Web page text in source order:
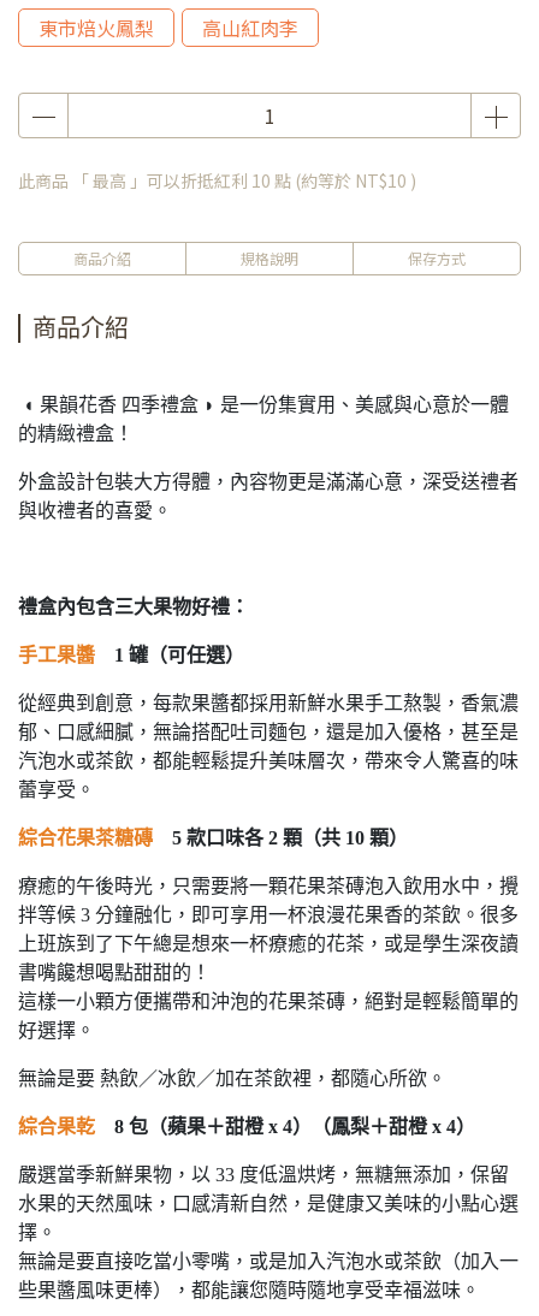
東市焙火鳳梨
高山紅肉李
此商品 「 最高 」可以折抵紅利 10 點 (約等於 NT$10 )
商品介紹 規格說明 保存方式
商品介紹
◖ 果韻花香 四季禮盒 ◗ 是一份集實用、美感與心意於一體
的精緻禮盒！
外盒設計包裝大方得體，內容物更是滿滿心意，深受送禮者
與收禮者的喜愛。
禮盒內包含三大果物好禮：
手工果醬 1 罐（可任選）
從經典到創意，每款果醬都採用新鮮水果手工熬製，香氣濃
郁、口感細膩，無論搭配吐司麵包，還是加入優格，甚至是
汽泡水或茶飲，都能輕鬆提升美味層次，帶來令人驚喜的味
蕾享受。
綜合花果茶糖磚 5 款口味各 2 顆（共 10 顆）
療癒的午後時光，只需要將一顆花果茶磚泡入飲用水中，攪
拌等候 3 分鐘融化，即可享用一杯浪漫花果香的茶飲。很多
上班族到了下午總是想來一杯療癒的花茶，或是學生深夜讀
書嘴饞想喝點甜甜的！
這樣一小顆方便攜帶和沖泡的花果茶磚，絕對是輕鬆簡單的
好選擇。
無論是要 熱飲／冰飲／加在茶飲裡，都隨心所欲。
綜合果乾 8 包（蘋果＋甜橙 x 4）（鳳梨＋甜橙 x 4）
嚴選當季新鮮果物，以 33 度低溫烘烤，無糖無添加，保留
水果的天然風味，口感清新自然，是健康又美味的小點心選
擇。
無論是要直接吃當小零嘴，或是加入汽泡水或茶飲（加入一
些果醬風味更棒），都能讓您隨時隨地享受幸福滋味。